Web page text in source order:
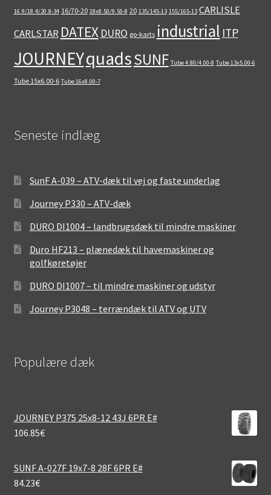
16.9/18.4/20.8-34 16/70-20 18x8.50/9.50-8 20 135/145-13 155/165-13 CARLISLE
CARLSTAR DATEX DURO go-karts industrial ITP
JOURNEYquadsSUNF Tube 4.80/4.00-8 Tube 13x5.00-6
Tube 15x6.00-6 Tube 16x8.00-7
Seneste indlæg
SunF A-039 – ATV-dæk til vej og faste underlag
Journey P330 – ATV-dæk
DURO DI1004 – landbrugsdæk til mindre maskiner
Duro HF213 – plænedæk til havemaskiner og
golfkøretøjer
DURO DI1007 – til mindre maskiner og udstyr
Journey P3048 – terrændæk til ATV og UTV
Populære dæk
JOURNEY P375 25x8-12 43J 6PR E#
106.85€
SUNF A-027F 19x7-8 28F 6PR E#
84.23€